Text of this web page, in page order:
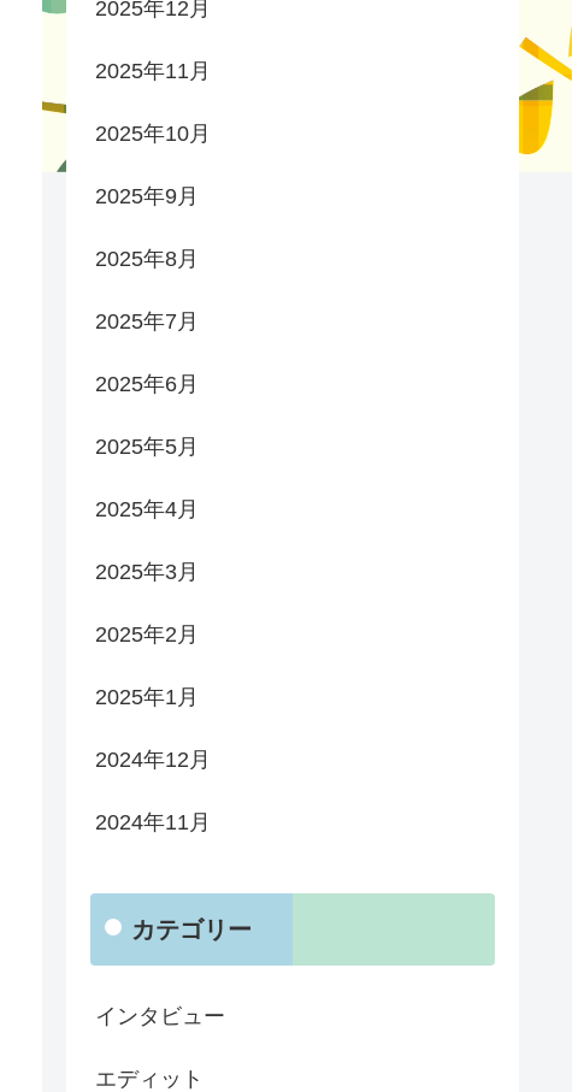
2025年12月
2025年11月
2025年10月
2025年9月
2025年8月
2025年7月
2025年6月
2025年5月
2025年4月
2025年3月
2025年2月
2025年1月
2024年12月
2024年11月
カテゴリー
インタビュー
エディット